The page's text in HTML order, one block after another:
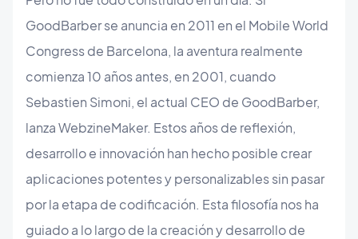
GoodBarber se anuncia en 2011 en el Mobile World
Congress de Barcelona, la aventura realmente
comienza 10 años antes, en 2001, cuando
Sebastien Simoni, el actual CEO de GoodBarber,
lanza WebzineMaker. Estos años de reflexión,
desarrollo e innovación han hecho posible crear
aplicaciones potentes y personalizables sin pasar
por la etapa de codificación. Esta filosofía nos ha
guiado a lo largo de la creación y desarrollo de